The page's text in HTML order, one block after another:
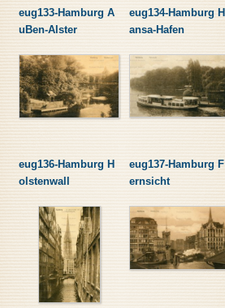
eug133-Hamburg A
uBen-Alster
eug134-Hamburg H
ansa-Hafen
eug136-Hamburg H
olstenwall
eug137-Hamburg F
ernsicht